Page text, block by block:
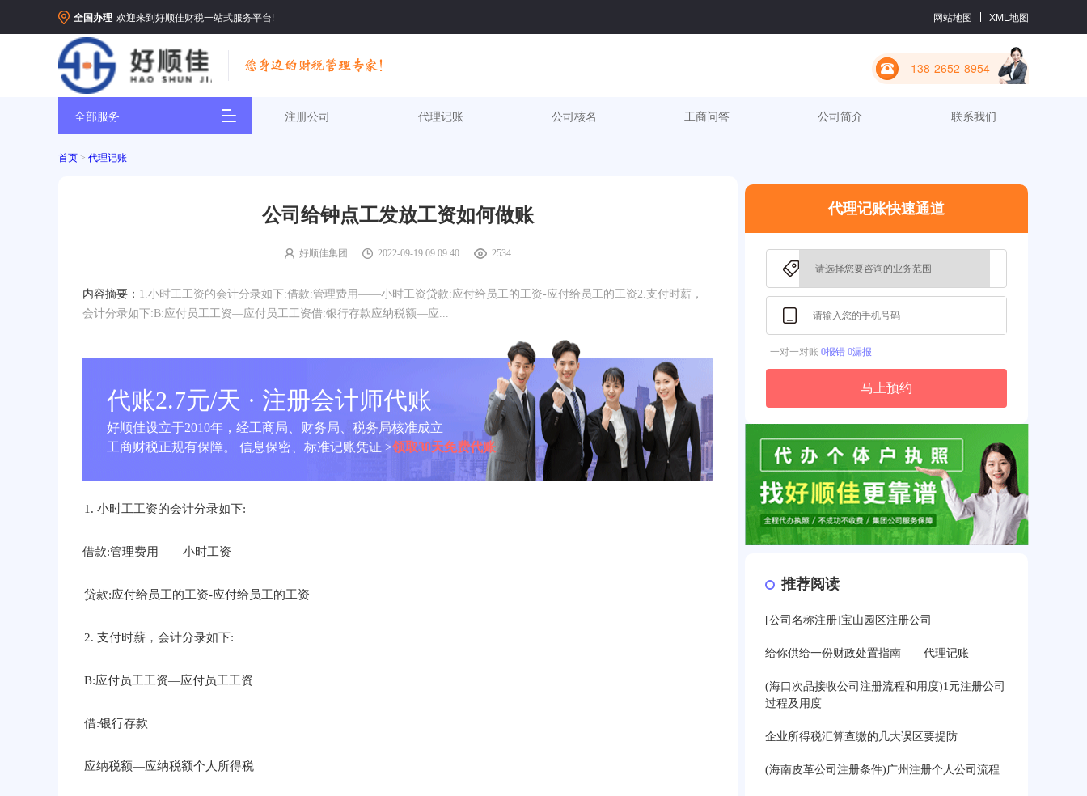
全国办理 欢迎来到好顺佳财税一站式服务平台! 网站地图 XML地图
138-2652-8954
全部服务 注册公司 代理记账 公司核名 工商问答 公司简介 联系我们
首页 > 代理记账
公司给钟点工发放工资如何做账
好顺佳集团 2022-09-19 09:09:40 2534
内容摘要： 1.小时工工资的会计分录如下:借款:管理费用——小时工资贷款:应付给员工的工资-应付给员工的工资2.支付时薪，
会计分录如下:B:应付员工工资—应付员工工资借:银行存款应纳税额—应...
代账2.7元/天 · 注册会计师代账
好顺佳设立于2010年，经工商局、财务局、税务局核准成立
工商财税正规有保障。 信息保密、标准记账凭证 >领取30天免费代账
1. 小时工工资的会计分录如下:
借款:管理费用——小时工资
贷款:应付给员工的工资-应付给员工的工资
2. 支付时薪，会计分录如下:
B:应付员工工资—应付员工工资
借:银行存款
应纳税额—应纳税额个人所得税
代理记账快速通道
一对一对账 0报错 0漏报
马上预约
推荐阅读
[公司名称注册]宝山园区注册公司
给你供给一份财政处置指南——代理记账
(海口次品接收公司注册流程和用度)1元注册公司
过程及用度
企业所得税汇算查缴的几大误区要提防
(海南皮革公司注册条件)广州注册个人公司流程